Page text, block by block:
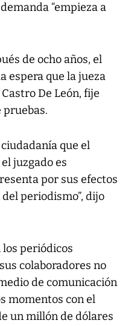
“empieza a
de ocho años, el
espera que la jueza
De León, fije
pruebas.
que el
juzgado es
por sus efectos
periodismo”, dijo
los periódicos
colaboradores no
de comunicación
momentos con el
un millón de dólares